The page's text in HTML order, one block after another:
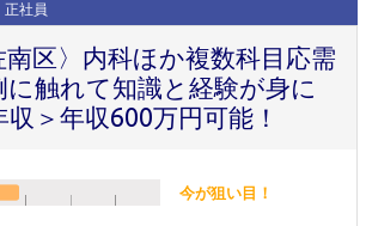
正社員
南区〉内科ほか複数科目応需
触れて知識と経験が身に
＞年収600万円可能！
今が狙い目！